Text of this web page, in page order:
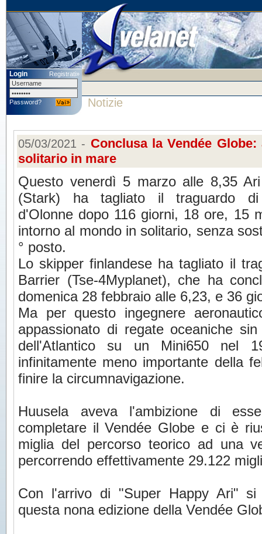
Login Registrati»
Password? Notizie
05/03/2021 - Conclusa la Vendée
solitario in mare
Questo venerdì 5 marzo alle 8,35
(Stark) ha tagliato il traguardo di
d'Olonne dopo 116 giorni, 18 ore, 15
intorno al mondo in solitario, senza
° posto.
Lo skipper finlandese ha tagliato il
Barrier (Tse-4Myplanet), che ha
domenica 28 febbraio alle 6,23, e 36
Ma per questo ingegnere
appassionato di regate oceaniche
dell'Atlantico su un Mini650 nel
infinitamente meno importante della
finire la circumnavigazione.
Huusela aveva l'ambizione di
completare il Vendée Globe e ci è
miglia del percorso teorico ad una
percorrendo effettivamente 29.122
Con l'arrivo di "Super Happy Ari"
questa nona edizione della Vendée